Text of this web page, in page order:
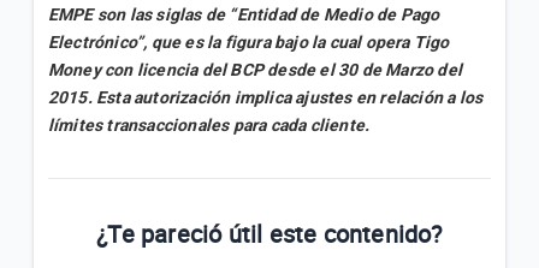
EMPE son las siglas de “Entidad de Medio de Pago
Electrónico”, que es la figura bajo la cual opera Tigo
Money con licencia del BCP desde el 30 de Marzo del
2015. Esta autorización implica ajustes en relación a los
límites transaccionales para cada cliente.
¿Te pareció útil este contenido?